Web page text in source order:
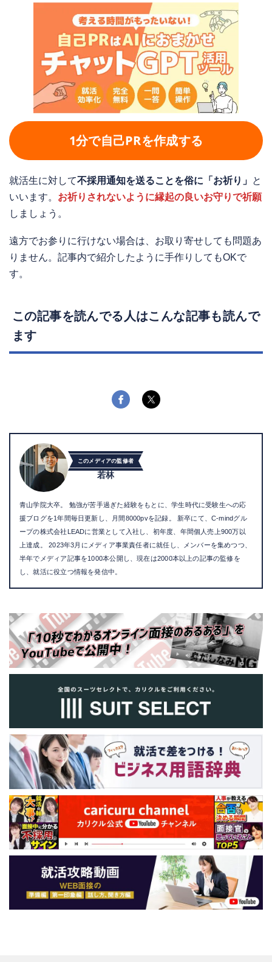
1分で自己PRを作成する
就活生に対して不採用通知を送ることを俗に「お祈り」 と
いいます。 お祈りされないように縁起の良いお守りで祈願
しましょう。
遠方でお参りに行けない場合は、お取り寄せしても問題あ
りません。記事内で紹介したように手作りしてもOKで
す。
この記事を読んでる人はこんな記事も読んで
ます
このメディアの監修者
若林
青山学院大卒。 勉強が苦手過ぎた経験をもとに、学生時代に受験生への応
援ブログを1年間毎日更新し、月間8000pvを記録。 新卒にて、C-mindグル
ープの株式会社LEADに営業として入社し、初年度、年間個人売上900万以
上達成。 2023年3月にメディア事業責任者に就任し、メンバーを集めつつ、
半年でメディア記事を1000本公開し、現在は2000本以上の記事の監修を
し、就活に役立つ情報を発信中。